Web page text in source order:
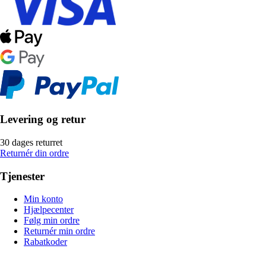
Levering og retur
30 dages returret
Returnér din ordre
Tjenester
Min konto
Hjælpecenter
Følg min ordre
Returnér min ordre
Rabatkoder